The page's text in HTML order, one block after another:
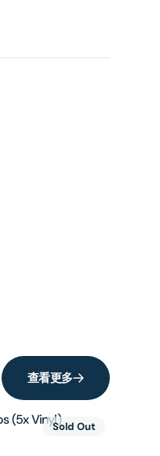
查看更多
(5x Vinyl)Sold Out